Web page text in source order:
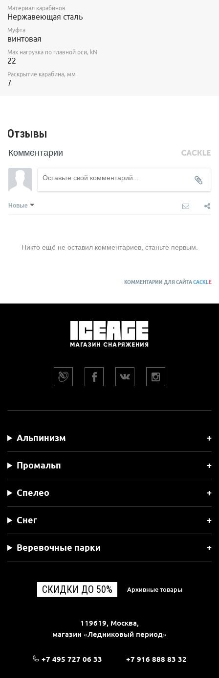
Материал карабинов
Нержавеющая сталь
Муфта
винтовая
Max нагрузка по главной оси, kN
22
Раскрытие карабина, мм
7
Отзывы
Комментарии
Новые
Никто ещё не оставил комментариев, станьте первым.
КОММЕНТАРИИ ДЛЯ САЙТАCACKLE
Альпинизм
Промальп
Спелео
Снег
Веревочные парки
СКИДКИ ДО 50% Архивные товары
119619, Москва,
магазин «Ледниковый период»
+7 495 727 06 33 +7 916 888 83 32